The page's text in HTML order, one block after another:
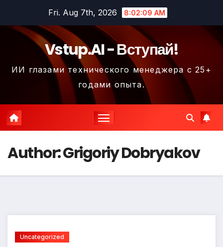
content
Fri. Aug 7th, 2026 8:02:10 AM
Vstup.AI - Вступай!
ИИ глазами технического менеджера с 25+
годами опыта.
Author:Grigoriy Dobryakov
Uncategorized